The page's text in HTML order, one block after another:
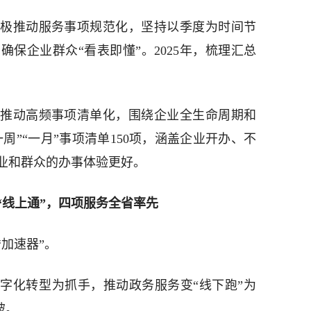
推动服务事项规范化，坚持以季度为时间节
保企业群众“看表即懂”。2025年，梳理汇总
动高频事项清单化，围绕企业全生命周期和
”“一月”事项清单150项，涵盖企业开办、不
群众的办事体验更好。
上通”，四项服务全省率先
速器”。
化转型为抓手，推动政务服务变“线下跑”为